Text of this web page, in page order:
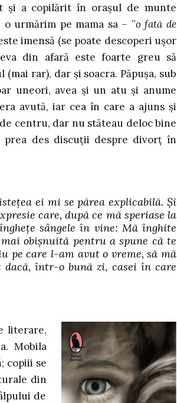
și a copilărit în orașul de munte
urmărim pe mama sa – ”o fată de
imensă (se poate descoperi ușor
din afară este foarte greu să
rar), dar și soacra. Păpușa, sub
uneori, avea și un atu și anume
avută, iar cea în care a ajuns și
centru, dar nu stăteau deloc bine
des discuții despre divorț în
ei mi se părea explicabilă. Și
care, după ce mă speriase la
sângele în vine: Mă înghite
obișnuită pentru a spune că te
pe care l-am avut o vreme, să mă
într-o bună zi, casei în care
literare,
Mobila
copiii se
din
de